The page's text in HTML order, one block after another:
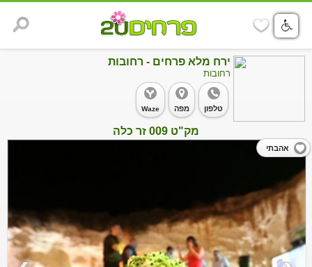
ירח מלא פרחים - רחובות
רחובות
Waze מפה טלפון
מק"ט 009 זר כלה
אהבתי